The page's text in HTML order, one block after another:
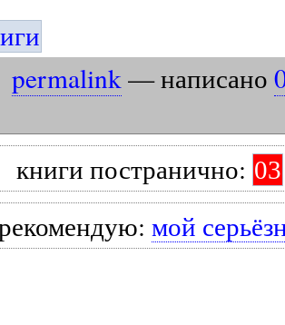
permalink— написано
книги постранично: 03
мой